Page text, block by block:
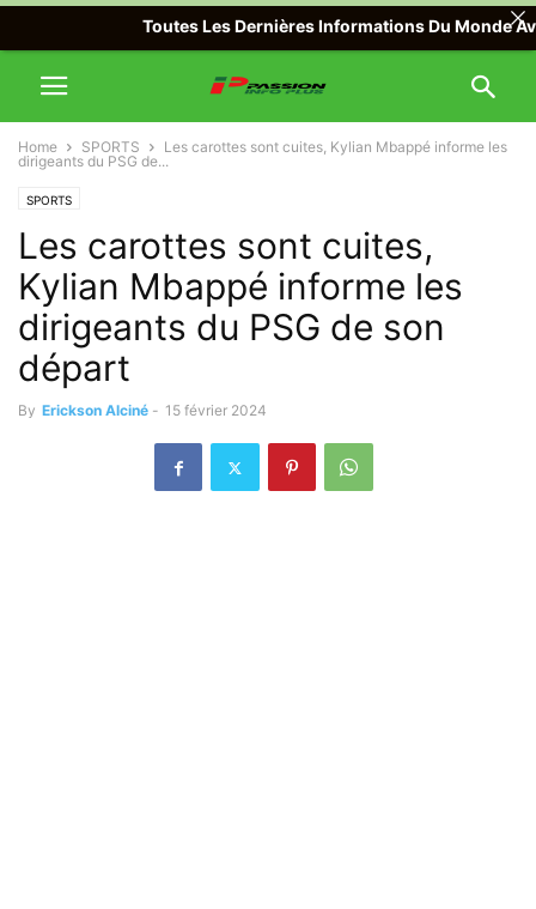
Home SPORTS
Les carottes sont cuites, Kylian Mbappé informe les
dirigeants du PSG de...
SPORTS
Les carottes sont cuites,
Kylian Mbappé informe les
dirigeants du PSG de son
départ
By Erickson Alciné - 15 février 2024
Toutes Les Dernières Informations Du Monde